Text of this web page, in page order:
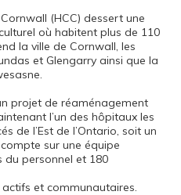
(HCC) dessert une
où habitent plus de 110
la ville de Cornwall, les
et Glengarry ainsi que la
projet de réaménagement
l’un des hôpitaux les
de l’Est de l’Ontario, soit un
sur une équipe
du personnel et 180
actifs et communautaires.